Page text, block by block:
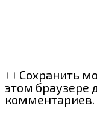
Сохранить
этом браузере
комментариев.